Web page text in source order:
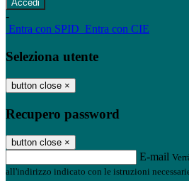
-
Entra con SPID Entra con CIE
Seleziona utente
button close ×
Recupero password
button close ×
E-mail
all'indirizzo indicato con le istruzioni